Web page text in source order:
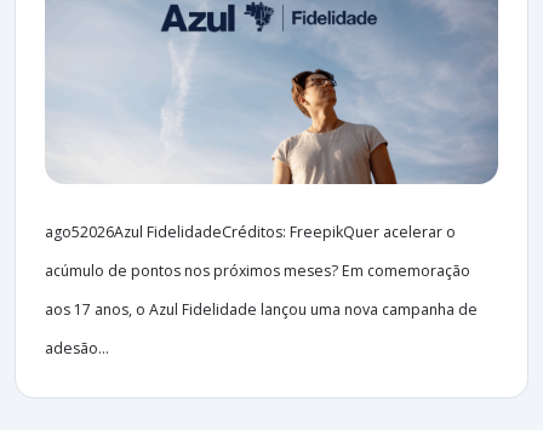
ago52026Azul FidelidadeCréditos: FreepikQuer acelerar o
acúmulo de pontos nos próximos meses? Em comemoração
aos 17 anos, o Azul Fidelidade lançou uma nova campanha de
adesão...